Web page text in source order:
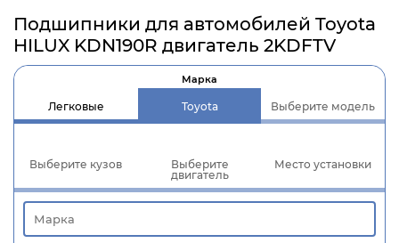
Подшипники для автомобилей Toyota
HILUX KDN190R двигатель 2KDFTV
Легковые
Марка
Toyota Выберите модель
Выберите кузов
Выберите
двигатель
Место установки